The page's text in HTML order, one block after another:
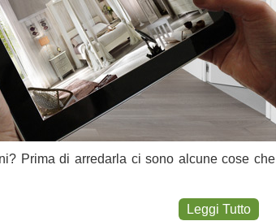
Prima di arredarla ci sono alcune cose che
Leggi Tutto